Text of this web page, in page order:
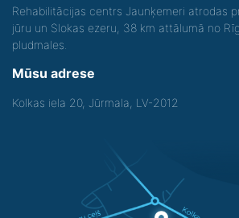
Rehabilitācijas centrs Jaunķemeri atrodas
jūru un Slokas ezeru, 38 km attālumā no
pludmales.
Mūsu adrese
Kolkas iela 20, Jūrmala, LV-2012